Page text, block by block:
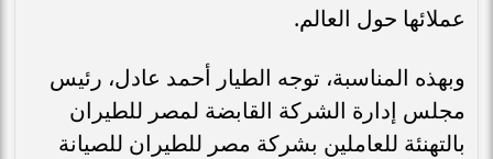
عملائها حول العالم.
وبهذه المناسبة، توجه الطيار أحمد عادل، رئيس
مجلس إدارة الشركة القابضة لمصر للطيران
بالتهنئة للعاملين بشركة مصر للطيران للصيانة